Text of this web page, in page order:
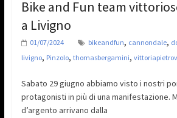
Bike and Fun team
a Livigno
01/07/2024 bikeandfun, cannondale,
livigno, Pinzolo, thomasbergamini,
Sabato 29 giugno abbiamo visto i nostri
protagonisti in più di una manifestazione.
d’argento arrivano dalla